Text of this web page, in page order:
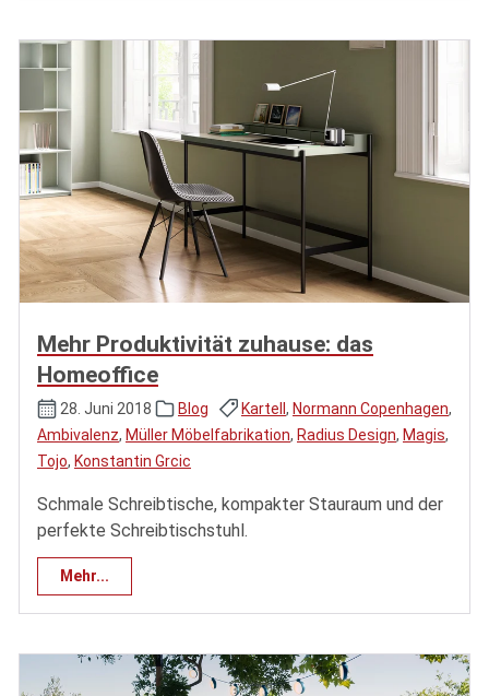
Mehr Produktivität zuhause: das
Homeoffice
28. Juni 2018 Blog Kartell , Normann Copenhagen,
Ambivalenz, Müller Möbelfabrikation, Radius Design, Magis,
Tojo, Konstantin Grcic
Schmale Schreibtische, kompakter Stauraum und der
perfekte Schreibtischstuhl.
Mehr...